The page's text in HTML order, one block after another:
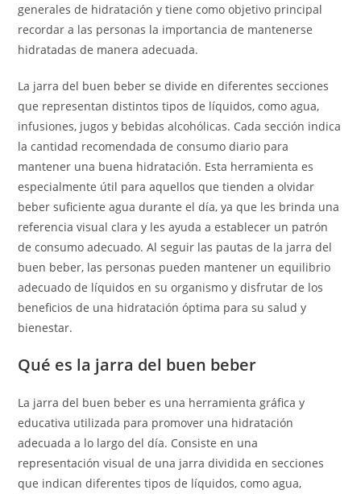
generales de hidratación y tiene como objetivo principal
recordar a las personas la importancia de mantenerse
hidratadas de manera adecuada.
La jarra del buen beber se divide en diferentes secciones
que representan distintos tipos de líquidos, como agua,
infusiones, jugos y bebidas alcohólicas. Cada sección indica
la cantidad recomendada de consumo diario para
mantener una buena hidratación. Esta herramienta es
especialmente útil para aquellos que tienden a olvidar
beber suficiente agua durante el día, ya que les brinda una
referencia visual clara y les ayuda a establecer un patrón
de consumo adecuado. Al seguir las pautas de la jarra del
buen beber, las personas pueden mantener un equilibrio
adecuado de líquidos en su organismo y disfrutar de los
beneficios de una hidratación óptima para su salud y
bienestar.
Qué es la jarra del buen beber
La jarra del buen beber es una herramienta gráfica y
educativa utilizada para promover una hidratación
adecuada a lo largo del día. Consiste en una
representación visual de una jarra dividida en secciones
que indican diferentes tipos de líquidos, como agua,